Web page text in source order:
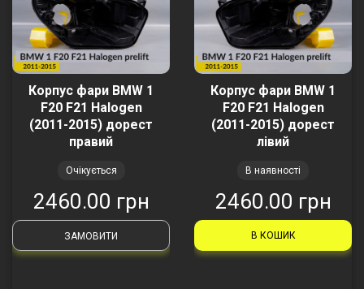
Корпус фари BMW 1
F20 F21 Halogen
(2011-2015) дорест
правий
Очікується
2460.00 грн
ЗАМОВИТИ
Корпус фари BMW 1
F20 F21 Halogen
(2011-2015) дорест
лівий
В наявності
2460.00 грн
В КОШИК